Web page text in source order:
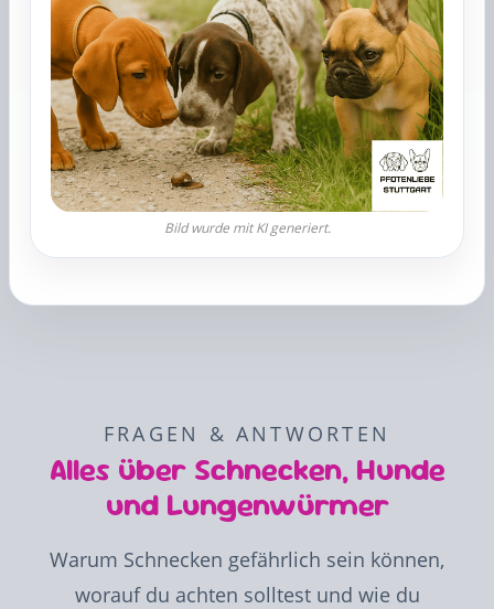
FRAGEN & ANTWORTEN
Alles über Schnecken, Hunde
und Lungenwürmer
Warum Schnecken gefährlich sein können,
worauf du achten solltest und wie du